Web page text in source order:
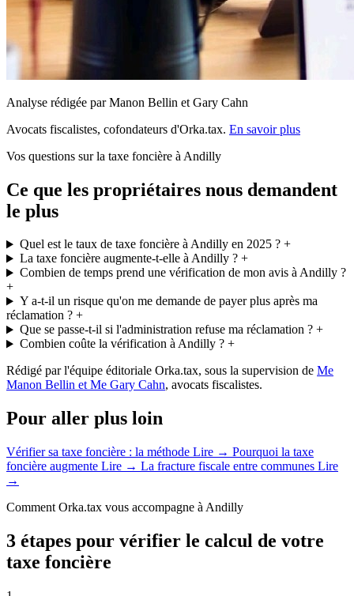
Analyse rédigée par Manon Bellin et Gary Cahn
Avocats fiscalistes, cofondateurs d'Orka.tax. En savoir plus
Vos questions sur la taxe foncière à Andilly
Ce que les propriétaires nous demandent
le plus
Quel est le taux de taxe foncière à Andilly en 2025 ?+
La taxe foncière augmente-t-elle à Andilly ?+
Combien de temps prend une vérification de mon avis à Andilly ?
+
Y a-t-il un risque qu'on me demande de payer plus après ma
réclamation ? +
Que se passe-t-il si l'administration refuse ma réclamation ?+
Combien coûte la vérification à Andilly ?+
Rédigé par l'équipe éditoriale Orka.tax, sous la supervision de Me
Manon Bellin et Me Gary Cahn, avocats fiscalistes.
Pour aller plus loin
Vérifier sa taxe foncière : la méthode Lire → Pourquoi la taxe
foncière augmente Lire → La fracture fiscale entre communes Lire
→
Comment Orka.tax vous accompagne à Andilly
3 étapes pour vérifier le calcul de votre
taxe foncière